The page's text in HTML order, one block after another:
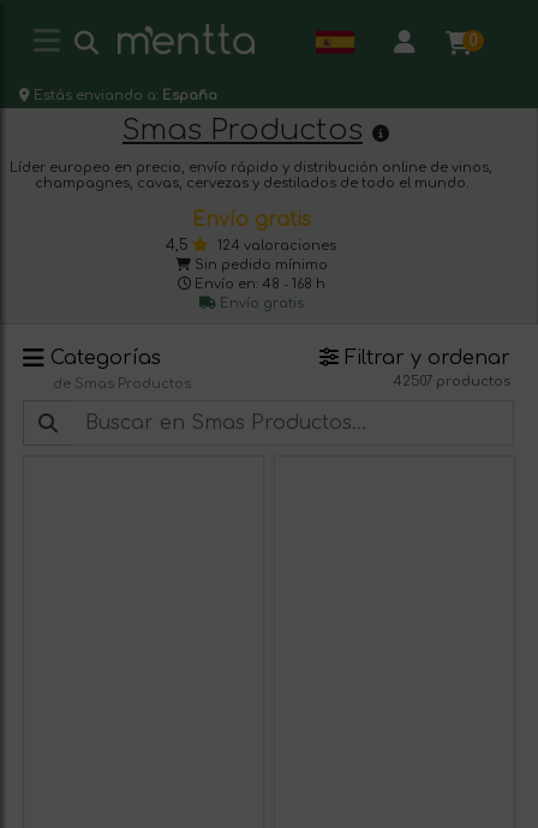
0
Estás enviando a: España
Smas Productos
Líder europeo en precio, envío rápido y distribución online de vinos,
champagnes, cavas, cervezas y destilados de todo el mundo.
Envío gratis
4,5
124 valoraciones
Sin pedido mínimo
Envío en: 48 - 168 h
Envío gratis
Categorías
de Smas Productos
Filtrar y ordenar
42507 productos